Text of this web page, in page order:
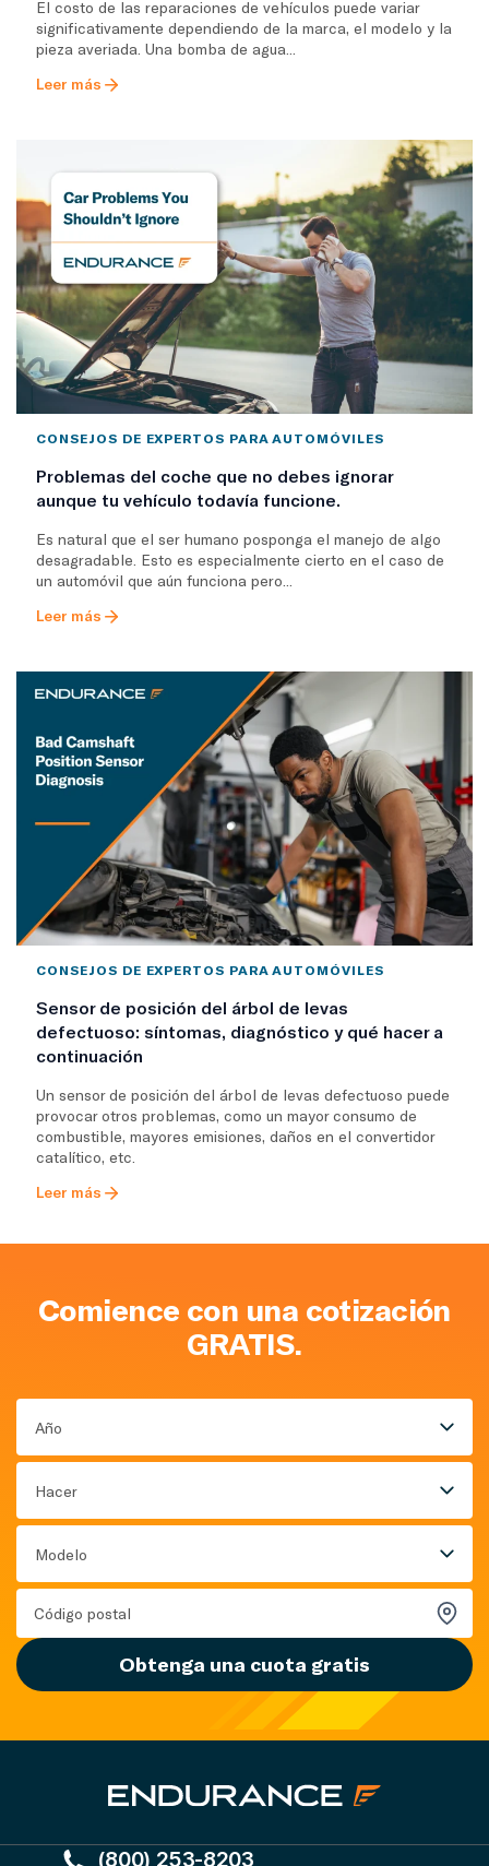
El costo de las reparaciones de vehículos puede variar
significativamente dependiendo de la marca, el modelo y la
pieza averiada. Una bomba de agua...
Leer más
CONSEJOS DE EXPERTOS PARA AUTOMÓVILES
Problemas del coche que no debes ignorar
aunque tu vehículo todavía funcione.
Es natural que el ser humano posponga el manejo de algo
desagradable. Esto es especialmente cierto en el caso de
un automóvil que aún funciona pero...
Leer más
CONSEJOS DE EXPERTOS PARA AUTOMÓVILES
Sensor de posición del árbol de levas
defectuoso: síntomas, diagnóstico y qué hacer a
continuación
Un sensor de posición del árbol de levas defectuoso puede
provocar otros problemas, como un mayor consumo de
combustible, mayores emisiones, daños en el convertidor
catalítico, etc.
Leer más
Comience con una cotización
GRATIS.
Año
Hacer
Modelo
Obtenga una cuota gratis
(800) 253-8203